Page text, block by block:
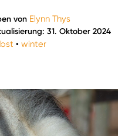
von Elynn Thys
31. Oktober 2024
• winter